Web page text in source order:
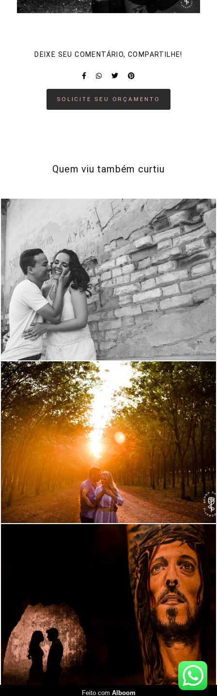
DEIXE SEU COMENTÁRIO, COMPARTILHE!
SOLICITE SEU ORÇAMENTO
Quem viu também curtiu
2503 0
3391 0
22
Feito com Alboom